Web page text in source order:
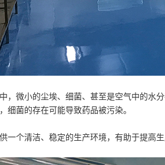
，微小的尘埃、细菌、甚至是空气中的水
细菌的存在可能导致药品被污染。
一个清洁、稳定的生产环境，有助于提高